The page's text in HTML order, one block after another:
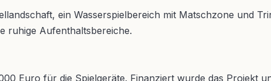
ein Wasserspielbereich mit Matschzone und
ruhige Aufenthaltsbereiche.
Euro für die Spielgeräte. Finanziert wurde das Projekt